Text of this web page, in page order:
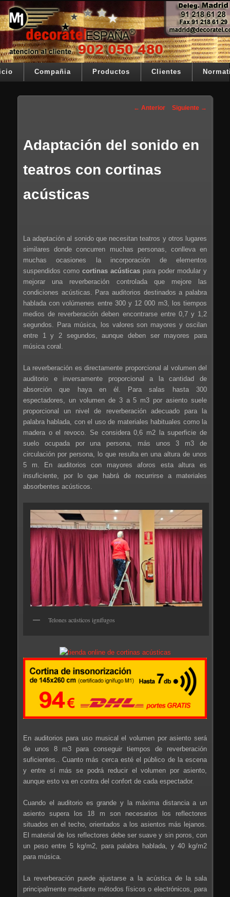
Ir al contenido principal
Decoratel España
Su telon de teatro es nuestra razón de ser
Menú principalCompañia Productos Clientes
Navegación de entradas
← Anterior Siguiente →
Adaptación del sonido en
teatros con cortinas
acústicas
La adaptación al sonido que necesitan teatros y otros lugares
similares donde concurren muchas personas, conlleva en
muchas ocasiones la incorporación de elementos
suspendidos comocortinas acústicas para poder modular y
mejorar una reverberación controlada que mejore las
condiciones acústicas. Para auditorios destinados a palabra
hablada con volúmenes entre 300 y 12 000 m3, los tiempos
medios de reverberación deben encontrarse entre 0,7 y 1,2
segundos. Para música, los valores son mayores y oscilan
entre 1 y 2 segundos, aunque deben ser mayores para
música coral.
La reverberación es directamente proporcional al volumen del
auditorio e inversamente proporcional a la cantidad de
absorción que haya en él. Para salas hasta 300
espectadores, un volumen de 3 a 5 m3 por asiento suele
proporcional un nivel de reverberación adecuado para la
palabra hablada, con el uso de materiales habituales como la
madera o el revoco. Se considera 0,6 m2 la superficie de
suelo ocupada por una persona, más unos 3 m3 de
circulación por persona, lo que resulta en una altura de unos
5 m. En auditorios con mayores aforos esta altura es
insuficiente, por lo que habrá de recurrirse a materiales
absorbentes acústicos.
Telones acústicos ignífugos
En auditorios para uso musical el volumen por asiento será
de unos 8 m3 para conseguir tiempos de reverberación
suficientes.. Cuanto más cerca esté el público de la escena
y entre sí más se podrá reducir el volumen por asiento,
aunque esto va en contra del confort de cada espectador.
Cuando el auditorio es grande y la máxima distancia a un
asiento supera los 18 m son necesarios los reflectores
situados en el techo, orientados a los asientos más lejanos.
El material de los reflectores debe ser suave y sin poros, con
un peso entre 5 kg/m2, para palabra hablada, y 40 kg/m2
para música.
La reverberación puede ajustarse a la acústica de la sala
principalmente mediante métodos físicos o electrónicos, para